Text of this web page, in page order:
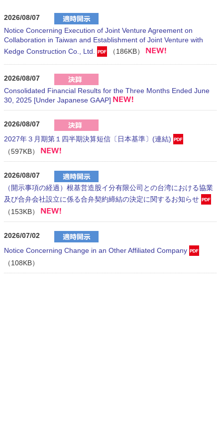
2026/08/07
Notice Concerning Execution of Joint Venture Agreement on
Collaboration in Taiwan and Establishment of Joint Venture with
Kedge Construction Co., Ltd.
（186KB）
2026/08/07
Consolidated Financial Results for the Three Months Ended June
30, 2025 [Under Japanese GAAP]
2026/08/07
2027年３月期第１四半期決算短信〔日本基準〕(連結)
（597KB）
2026/08/07
（開示事項の経過）根基営造股イ分有限公司との台湾における協業
及び合弁会社設立に係る合弁契約締結の決定に関するお知らせ
（153KB）
2026/07/02
Notice Concerning Change in an Other Affiliated Company
（108KB）